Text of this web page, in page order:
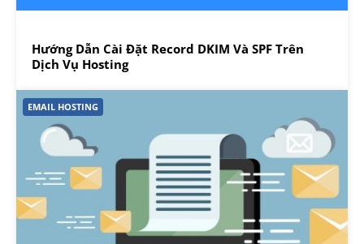
Hướng Dẫn Cài Đặt Record DKIM Và SPF Trên
Dịch Vụ Hosting
EMAIL HOSTING